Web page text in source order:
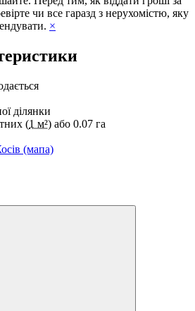
чи все гаразд з нерухомістю, яку
×
ділянки
(1 м²) або 0.07 га
(мапа)